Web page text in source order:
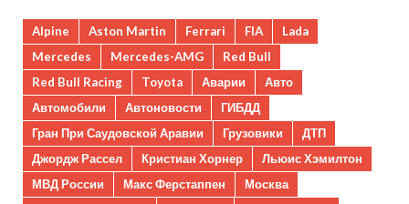
Alpine Aston Martin Ferrari FIA
Lada
Mercedes
Mercedes-AMG
Red Bull
Red Bull Racing
Toyota Аварии
Авто
Автомобили
Автоновости
ГИБДД
Гран При Саудовской Аравии
Грузовики
ДТП
Джордж Рассел
Кристиан Хорнер
Льюис Хэмилтон
МВД России
Макс Ферстаппен
Москва